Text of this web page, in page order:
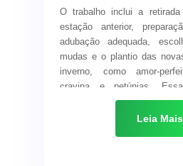
construção democrática
Verê segue
diálogo, participação e
O trabalho inclui a
estação anterior,
adubação adequada,
mudas e o plantio das
inverno, como amor-
cravina e petúnias.
selecionadas por sua
temperaturas e pelaLeia Mais